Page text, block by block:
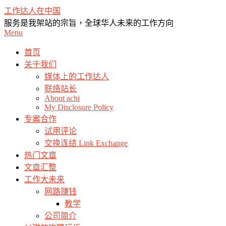
Skip
to
content
工作达人在中国
服务是我架站的宗旨，全球华人未来的工作方向
Primary
Menu
Menu
首页
关于我们
媒体上的工作达人
联络站长
About achi
My Disclosure Policy
专案合作
试用评论
交换连结 Link Exchange
热门文章
文章汇整
工作大未来
网路赚钱
教学
公司简介